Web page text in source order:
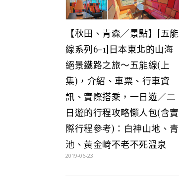
【秋田、青森╱景點】[五能
線系列6-1]日本東北的山海
絕景鐵路之旅～五能線(上
集)，介紹、車票、行車資
訊、實際搭乘，一日遊／二
日遊的行程攻略懶人包(含實
際行程參考)：白神山地、青
池、黃金崎不老不死溫泉
2019-06-23